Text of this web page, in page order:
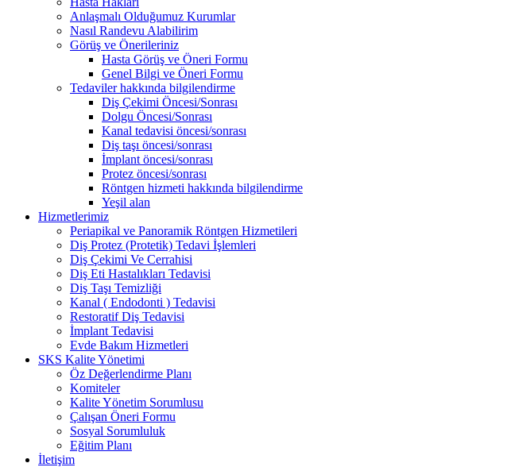
Anlaşmalı Olduğumuz Kurumlar
Nasıl Randevu Alabilirim
Görüş ve Önerileriniz
Hasta Görüş ve Öneri Formu
Genel Bilgi ve Öneri Formu
Tedaviler hakkında bilgilendirme
Diş Çekimi Öncesi/Sonrası
Dolgu Öncesi/Sonrası
Kanal tedavisi öncesi/sonrası
Diş taşı öncesi/sonrası
İmplant öncesi/sonrası
Protez öncesi/sonrası
Röntgen hizmeti hakkında bilgilendirme
Yeşil alan
Hizmetlerimiz
Periapikal ve Panoramik Röntgen Hizmetileri
Diş Protez (Protetik) Tedavi İşlemleri
Diş Çekimi Ve Cerrahisi
Diş Eti Hastalıkları Tedavisi
Diş Taşı Temizliği
Kanal ( Endodonti ) Tedavisi
Restoratif Diş Tedavisi
İmplant Tedavisi
Evde Bakım Hizmetleri
SKS Kalite Yönetimi
Öz Değerlendirme Planı
Komiteler
Kalite Yönetim Sorumlusu
Çalışan Öneri Formu
Sosyal Sorumluluk
Eğitim Planı
İletişim